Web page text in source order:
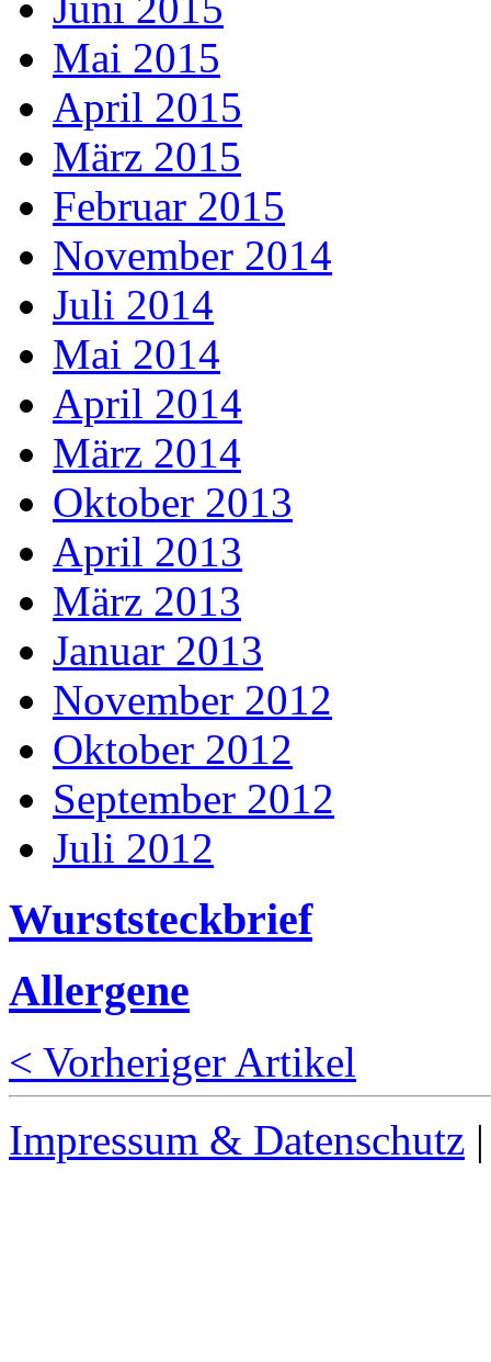
Mai 2015
April 2015
März 2015
Februar 2015
November 2014
Juli 2014
Mai 2014
April 2014
März 2014
Oktober 2013
April 2013
März 2013
Januar 2013
November 2012
Oktober 2012
September 2012
Juli 2012
Wurststeckbrief
Allergene
< Vorheriger Artikel
Impressum & Datenschutz